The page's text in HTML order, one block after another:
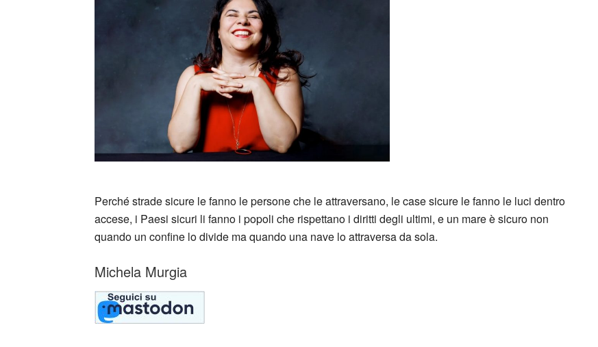
Perché strade sicure le fanno le persone che le attraversano, le case sicure le fanno le luci dentro
accese, i Paesi sicuri li fanno i popoli che rispettano i diritti degli ultimi, e un mare è sicuro non
quando un confine lo divide ma quando una nave lo attraversa da sola.
Michela Murgia